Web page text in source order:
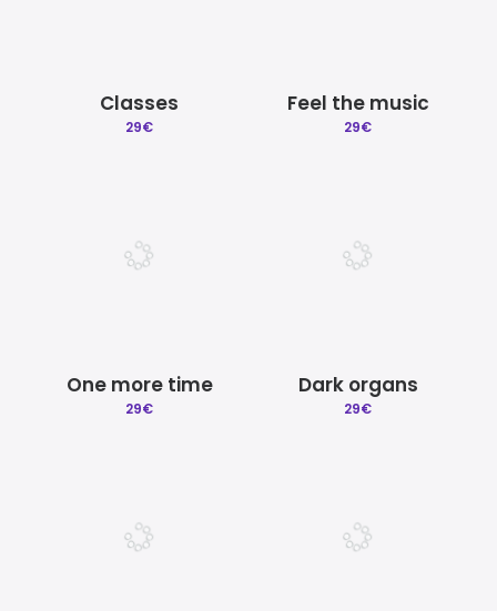
Classes
29€
Feel the music
29€
One more time
29€
Dark organs
29€